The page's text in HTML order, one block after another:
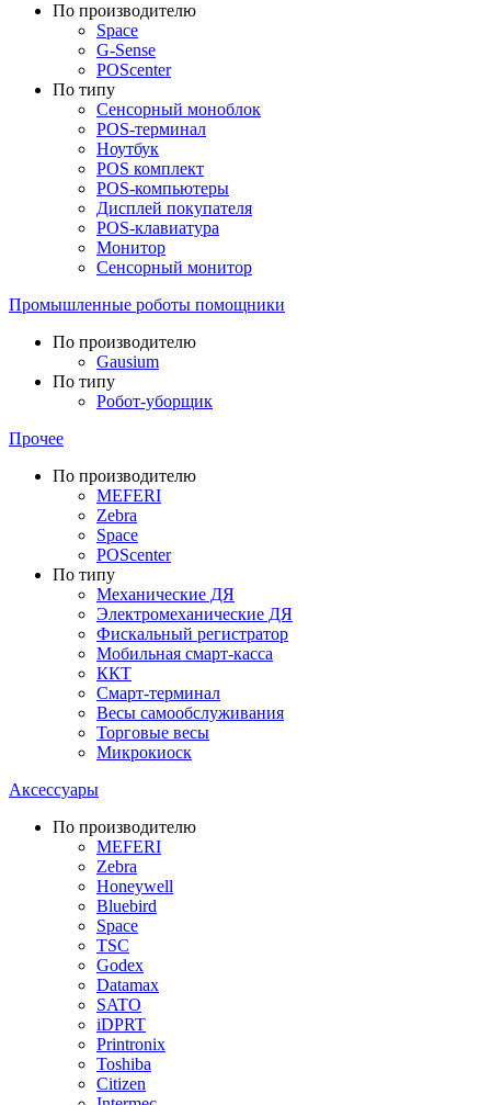
По производителю
Space
G-Sense
POScenter
По типу
Сенсорный моноблок
POS-терминал
Ноутбук
POS комплект
POS-компьютеры
Дисплей покупателя
POS-клавиатура
Монитор
Сенсорный монитор
Промышленные роботы помощники
По производителю
Gausium
По типу
Робот-уборщик
Прочее
По производителю
MEFERI
Zebra
Space
POScenter
По типу
Механические ДЯ
Электромеханические ДЯ
Фискальный регистратор
Мобильная смарт-касса
ККТ
Смарт-терминал
Весы самообслуживания
Торговые весы
Микрокиоск
Аксессуары
По производителю
MEFERI
Zebra
Honeywell
Bluebird
Space
TSC
Godex
Datamax
SATO
iDPRT
Printronix
Toshiba
Citizen